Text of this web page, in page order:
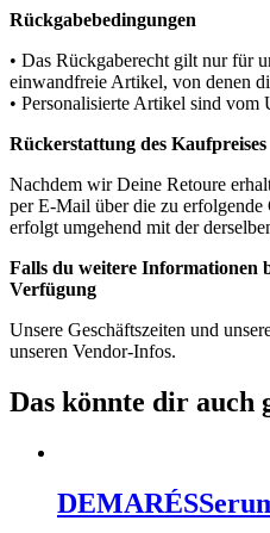
Rückgabebedingungen
• Das Rückgaberecht gilt nur für
einwandfreie Artikel, von denen
• Personalisierte Artikel sind vom
Rückerstattung des Kaufpreises
Nachdem wir Deine Retoure
per E-Mail über die zu
erfolgt umgehend mit der
Falls du weitere Informationen
Verfügung
Unsere Geschäftszeiten und
unseren Vendor-Infos.
Das könnte dir auch
DEMARÉS